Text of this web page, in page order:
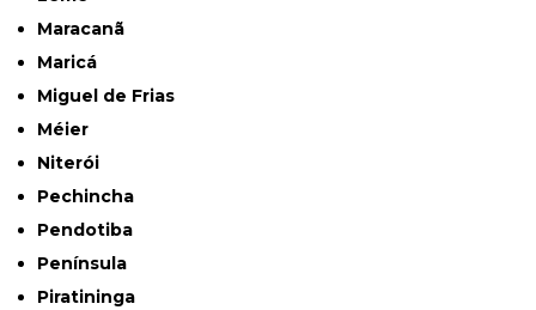
Maracanã
Maricá
Miguel de Frias
Méier
Niterói
Pechincha
Pendotiba
Península
Piratininga